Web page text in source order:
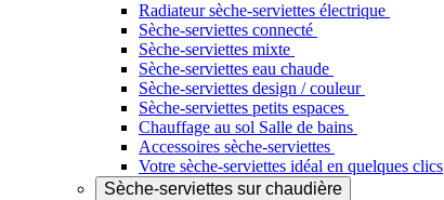
Radiateur sèche-serviettes électrique
Sèche-serviettes connecté
Sèche-serviettes mixte
Sèche-serviettes eau chaude
Sèche-serviettes design / couleur
Sèche-serviettes petits espaces
Chauffage au sol Salle de bains
Accessoires sèche-serviettes
Votre sèche-serviettes idéal en quelques clics
Sèche-serviettes sur chaudière